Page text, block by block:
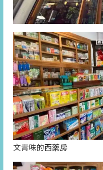
文青味的西藥房